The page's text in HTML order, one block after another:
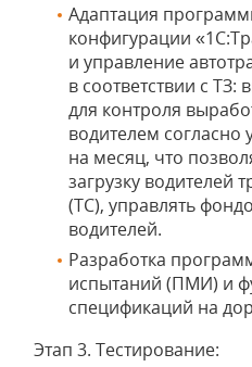
Адаптация
конфигурации
и управление
в соответствии с
для контроля
водителем согласно
на месяц, что
загрузку водителей
(ТС), управлять
водителей.
Разработка
испытаний (ПМИ) и
спецификаций на
Этап 3. Тестирование: